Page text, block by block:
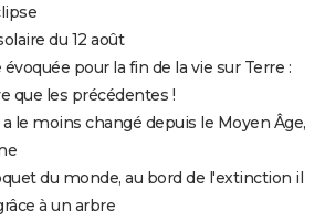
du 12 août
pour la fin de la vie sur Terre :
que les précédentes !
le moins changé depuis le Moyen Âge,
du monde, au bord de l'extinction il
à un arbre